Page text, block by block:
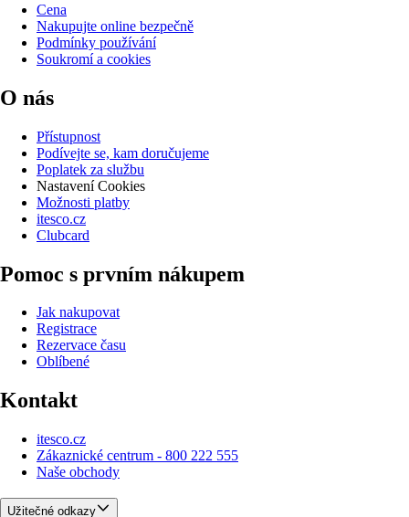
Cena
Nakupujte online bezpečně
Podmínky používání
Soukromí a cookies
O nás
Přístupnost
Podívejte se, kam doručujeme
Poplatek za službu
Nastavení Cookies
Možnosti platby
itesco.cz
Clubcard
Pomoc s prvním nákupem
Jak nakupovat
Registrace
Rezervace času
Oblíbené
Kontakt
itesco.cz
Zákaznické centrum - 800 222 555
Naše obchody
Užitečné odkazy